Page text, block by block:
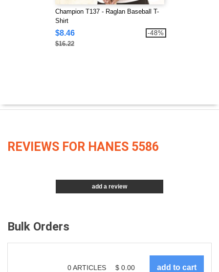
Champion T137 - Raglan Baseball T-
Shirt
$8.46
$16.22
-48%
REVIEWS FOR HANES 5586
add a review
Bulk Orders
0ARTICLES $ 0.00